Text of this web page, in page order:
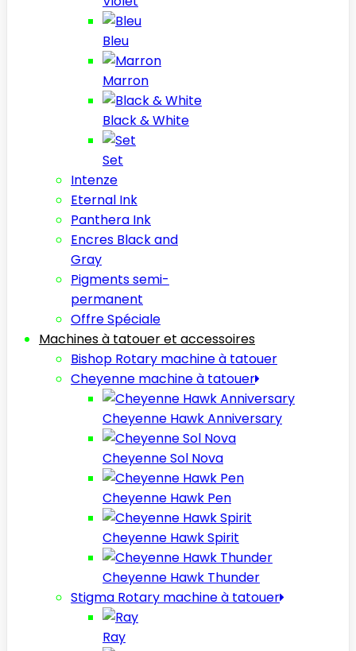
Bleu
Marron
Black & White
Set
Intenze
Eternal Ink
Panthera Ink
Encres Black and
Gray
Pigments semi-
permanent
Offre Spéciale
Machines à tatouer et accessoires
Bishop Rotary machine à tatouer
Cheyenne machine à tatouer
Cheyenne Hawk Anniversary
Cheyenne Sol Nova
Cheyenne Hawk Pen
Cheyenne Hawk Spirit
Cheyenne Hawk Thunder
Stigma Rotary machine à tatouer
Ray